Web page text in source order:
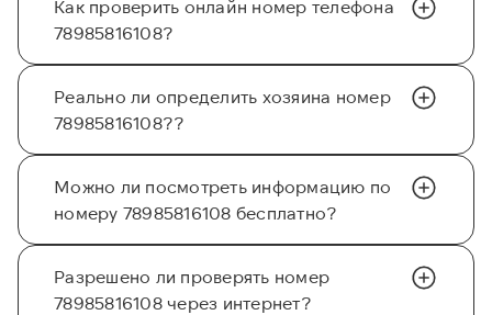
Как проверить онлайн номер телефона
78985816108?
Реально ли определить хозяина номер
78985816108??
Можно ли посмотреть информацию по
номеру 78985816108 бесплатно?
Разрешено ли проверять номер
78985816108 через интернет?